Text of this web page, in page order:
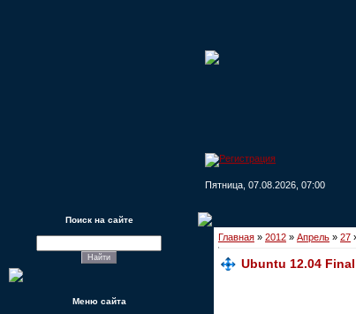
Пятница, 07.08.2026, 07:00
Поиск на сайте
Меню сайта
Главная » 2012 » Апрель » 27
Ubuntu 12.04